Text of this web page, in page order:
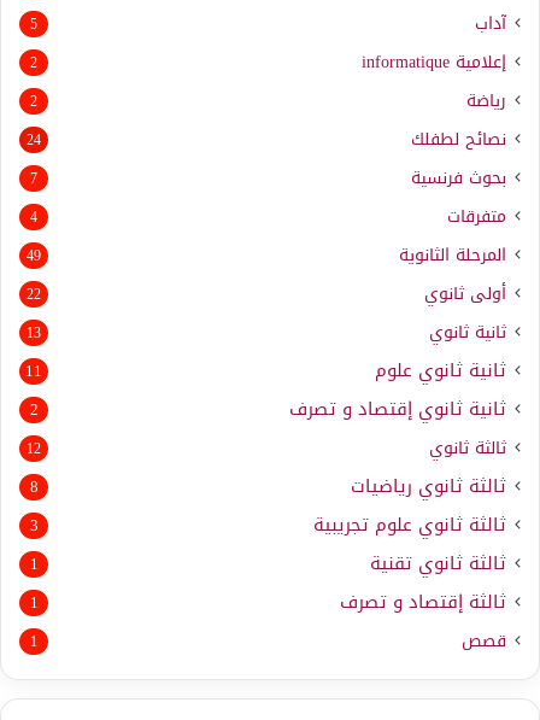
آداب 5
إعلامية informatique
2
رياضة 2
نصائح لطفلك 24
بحوث فرنسية 7
متفرقات 4
المرحلة الثانوية 49
أولى ثانوي 22
ثانية ثانوي 13
ثانية ثانوي علوم 11
ثانية ثانوي إقتصاد و تصرف 2
ثالثة ثانوي 12
ثالثة ثانوي رياضيات 8
ثالثة ثانوي علوم تجريبية 3
ثالثة ثانوي تقنية 1
ثالثة إقتصاد و تصرف 1
قصص 1